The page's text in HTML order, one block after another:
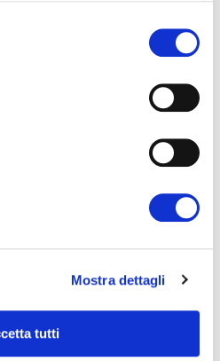
Mostra dettagli
tutti
contattaci tramite il
al più presto